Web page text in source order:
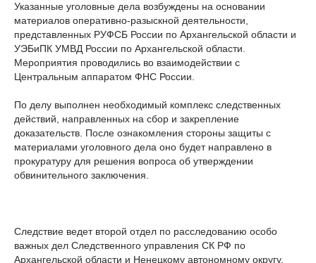
Указанные уголовные дела возбуждены на основании
материалов оперативно-разыскной деятельности,
представленных РУФСБ России по Архангельской области и
УЭБиПК УМВД России по Архангельской области.
Мероприятия проводились во взаимодействии с
Центральным аппаратом ФНС России.
По делу выполнен необходимый комплекс следственных
действий, направленных на сбор и закрепление
доказательств. После ознакомления стороны защиты с
материалами уголовного дела оно будет направлено в
прокуратуру для решения вопроса об утверждении
обвинительного заключения.
Следствие ведет второй отдел по расследованию особо
важных дел Следственного управления СК РФ по
Архангельской области и Ненецкому автономному округу.